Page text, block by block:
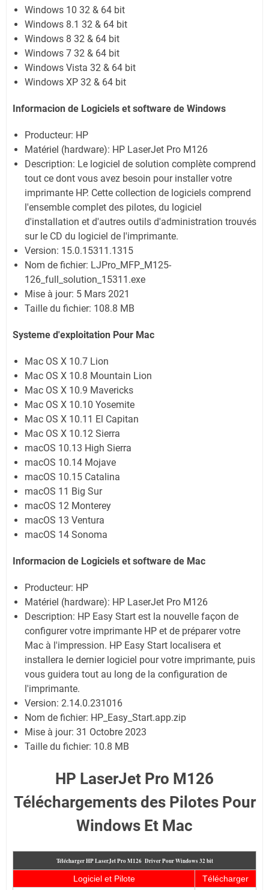
Windows 10 32 & 64 bit
Windows 8.1 32 & 64 bit
Windows 8 32 & 64 bit
Windows 7 32 & 64 bit
Windows Vista 32 & 64 bit
Windows XP 32 & 64 bit
Informacion de Logiciels et software de Windows
Producteur: HP
Matériel (hardware): HP LaserJet Pro M126
Description: Le logiciel de solution complète comprend
tout ce dont vous avez besoin pour installer votre
imprimante HP. Cette collection de logiciels comprend
l'ensemble complet des pilotes, du logiciel
d'installation et d'autres outils d'administration trouvés
sur le CD du logiciel de l'imprimante.
Version: 15.0.15311.1315
Nom de fichier: LJPro_MFP_M125-
126_full_solution_15311.exe
Mise à jour: 5 Mars 2021
Taille du fichier: 108.8 MB
Systeme d'exploitation Pour Mac
Mac OS X 10.7 Lion
Mac OS X 10.8 Mountain Lion
Mac OS X 10.9 Mavericks
Mac OS X 10.10 Yosemite
Mac OS X 10.11 El Capitan
Mac OS X 10.12 Sierra
macOS 10.13 High Sierra
macOS 10.14 Mojave
macOS 10.15 Catalina
macOS 11 Big Sur
macOS 12 Monterey
macOS 13 Ventura
macOS 14 Sonoma
Informacion de Logiciels et software de Mac
Producteur: HP
Matériel (hardware): HP LaserJet Pro M126
Description: HP Easy Start est la nouvelle façon de
configurer votre imprimante HP et de préparer votre
Mac à l'impression. HP Easy Start localisera et
installera le dernier logiciel pour votre imprimante, puis
vous guidera tout au long de la configuration de
l'imprimante.
Version: 2.14.0.231016
Nom de fichier: HP_Easy_Start.app.zip
Mise à jour: 31 Octobre 2023
Taille du fichier: 10.8 MB
HP LaserJet Pro M126
Téléchargements des Pilotes Pour
Windows Et Mac
Télécharger HP LaserJet Pro M126 Driver Pour Windows 32 bit
Logiciel et Pilote
Télécharger